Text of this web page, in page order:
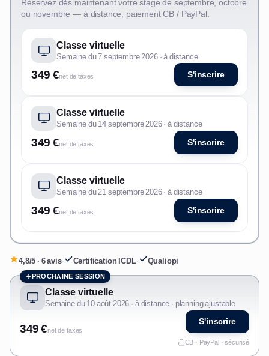
Réservez dès maintenant votre stage de septembre, octobre
ou novembre — à distance, paiement CB / PayPal.
Classe virtuelle
Semaine du 7 septembre 2026 · à distance
349 €net de taxes S'inscrire
Classe virtuelle
Semaine du 14 septembre 2026 · à distance
349 €net de taxes S'inscrire
Classe virtuelle
Semaine du 21 septembre 2026 · à distance
349 €net de taxes S'inscrire
4,8/5 · 6 avis· Certification ICDL· Qualiopi
PROCHAINE SESSION
Classe virtuelle
Semaine du 10 août 2026 · à distance · planning ajustable
349 €net de taxes
S'inscrire
CB · PayPal · sécurisé